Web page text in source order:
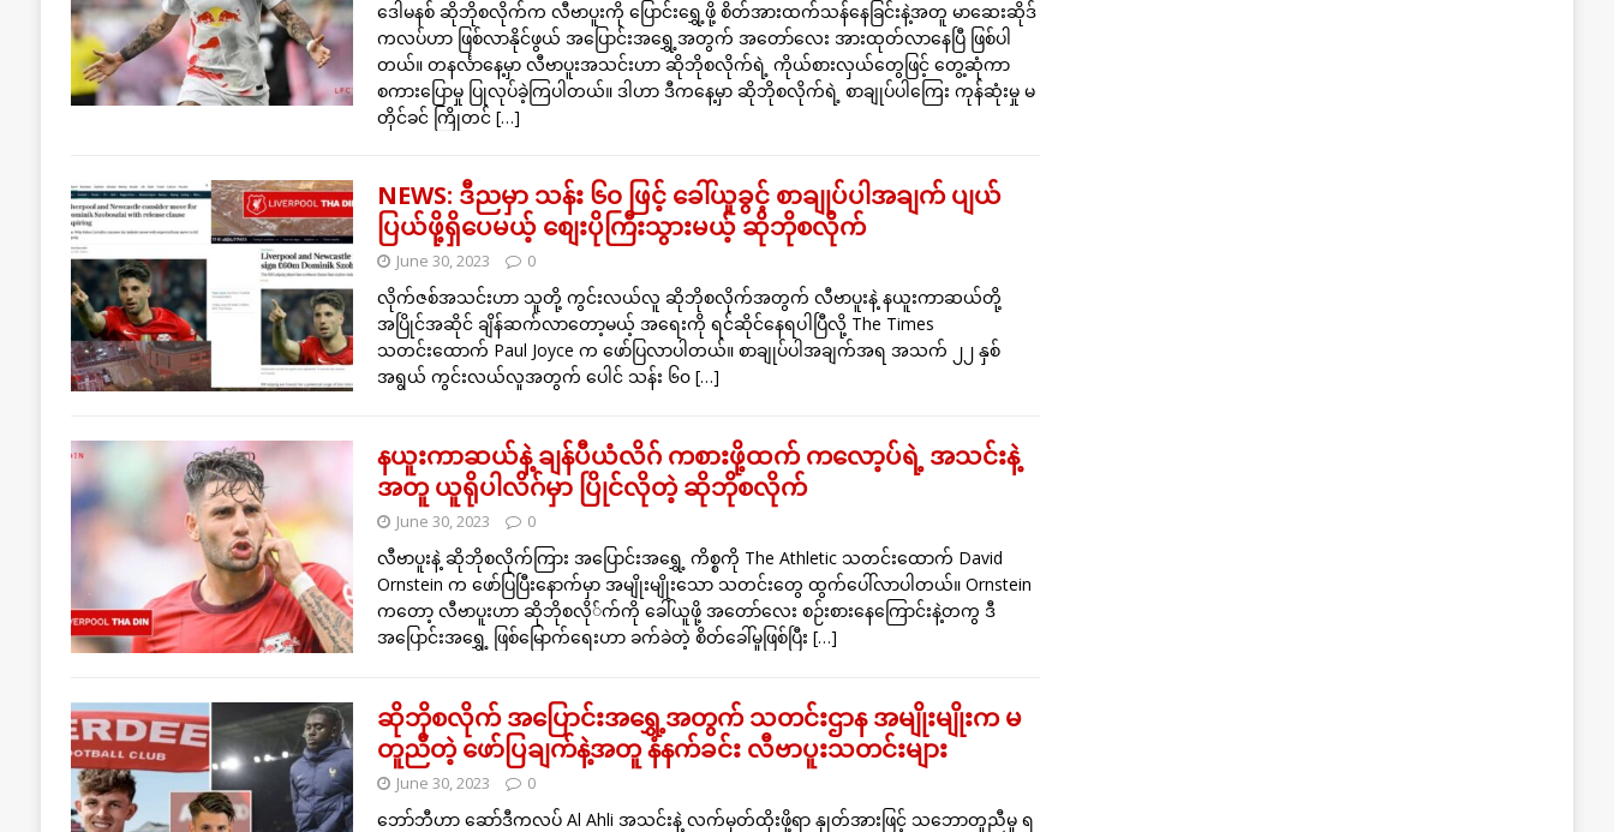
ဒေါမနစ် ဆိုဘိုစလိုက်က လီဗာပူးကို ပြောင်းရွှေ့ဖို့ စိတ်အားထက်သန်နေခြင်းနဲ့အတူ မာဆေးဆိုဒ်
ကလပ်ဟာ ဖြစ်လာနိုင်ဖွယ် အပြောင်းအရွှေ့အတွက် အတော်လေး အားထုတ်လာနေပြီ ဖြစ်ပါ
တယ်။ တနင်္လာနေ့မှာ လီဗာပူးအသင်းဟာ ဆိုဘိုစလိုက်ရဲ့ ကိုယ်စားလှယ်တွေဖြင့် တွေ့ဆုံကာ
စကားပြောမှု ပြုလုပ်ခဲ့ကြပါတယ်။ ဒါဟာ ဒီကနေ့မှာ ဆိုဘိုစလိုက်ရဲ့ စာချုပ်ပါကြေး ကုန်ဆုံးမှု မ
တိုင်ခင် ကြိုတင် […]
NEWS: ဒီညမှာ သန်း ၆၀ ဖြင့် ခေါ်ယူခွင့် စာချုပ်ပါအချက် ပျယ်
ပြယ်ဖို့ရှိပေမယ့် စျေးပိုကြီးသွားမယ့် ဆိုဘိုစလိုက်
June 30, 2023 0
လိုက်ဇစ်အသင်းဟာ သူတို့ ကွင်းလယ်လူ ဆိုဘိုစလိုက်အတွက် လီဗာပူးနဲ့ နယူးကာဆယ်တို့
အပြိုင်အဆိုင် ချိန်ဆက်လာတော့မယ့် အရေးကို ရင်ဆိုင်နေရပါပြီလို့ The Times
သတင်းထောက် Paul Joyce က ဖော်ပြလာပါတယ်။ စာချုပ်ပါအချက်အရ အသက် ၂၂ နှစ်
အရွယ် ကွင်းလယ်လူအတွက် ပေါင် သန်း ၆၀ […]
နယူးကာဆယ်နဲ့ ချန်ပီယံလိဂ် ကစားဖို့ထက် ကလော့ပ်ရဲ့ အသင်းနဲ့
အတူ ယူရိုပါလိဂ်မှာ ပြိုင်လိုတဲ့ ဆိုဘိုစလိုက်
June 30, 2023 0
လီဗာပူးနဲ့ ဆိုဘိုစလိုက်ကြား အပြောင်းအရွှေ့ ကိစ္စကို The Athletic သတင်းထောက် David
Ornstein က ဖော်ပြပြီးနောက်မှာ အမျိုးမျိုးသော သတင်းတွေ ထွက်ပေါ်လာပါတယ်။ Ornstein
ကတော့ လီဗာပူးဟာ ဆိုဘိုစလို်က်ကို ခေါ်ယူဖို့ အတော်လေး စဉ်းစားနေကြောင်းနဲ့တကွ ဒီ
အပြောင်းအရွှေ့ ဖြစ်မြောက်ရေးဟာ ခက်ခဲတဲ့ စိတ်ခေါ်မှုဖြစ်ပြီး […]
ဆိုဘိုစလိုက် အပြောင်းအရွှေ့အတွက် သတင်းဌာန အမျိုးမျိုးက မ
တူညီတဲ့ ဖော်ပြချက်နဲ့အတူ နံနက်ခင်း လီဗာပူးသတင်းများ
June 30, 2023 0
ဘော်ဘီဟာ ဆော်ဒီကလပ် Al Ahli အသင်းနဲ့ လက်မှတ်ထိုးဖို့ရာ နှုတ်အားဖြင့် သဘောတူညီမှု ရ